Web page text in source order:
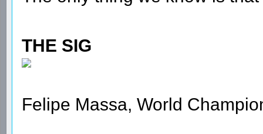
THE SIG
Felipe Massa, World